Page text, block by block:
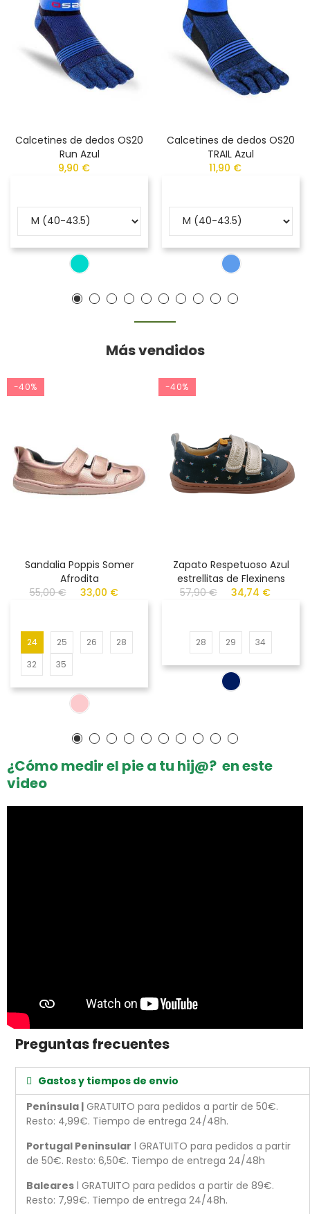
Calcetines de dedos OS20
Run Azul
9,90 €
Calcetines de dedos OS20
TRAIL Azul
11,90 €
Más vendidos
-40%
Sandalia Poppis Somer
Afrodita
55,00 €
33,00 €
24 25 26
28
32
35
-40%
Zapato Respetuoso Azul
estrellitas de Flexinens
57,90 €
34,74 €
28 29 34
¿Cómo medir el pie a tu hij@? en este
video
Preguntas frecuentes
Gastos y tiempos de envio
Península | GRATUITO para pedidos a partir de 50€.
Resto: 4,99€. Tiempo de entrega 24/48h.
Portugal Peninsular l GRATUITO para pedidos a partir
de 50€. Resto: 6,50€. Tiempo de entrega 24/48h
Baleares l GRATUITO para pedidos a partir de 89€.
Resto: 7,99€. Tiempo de entrega 24/48h.